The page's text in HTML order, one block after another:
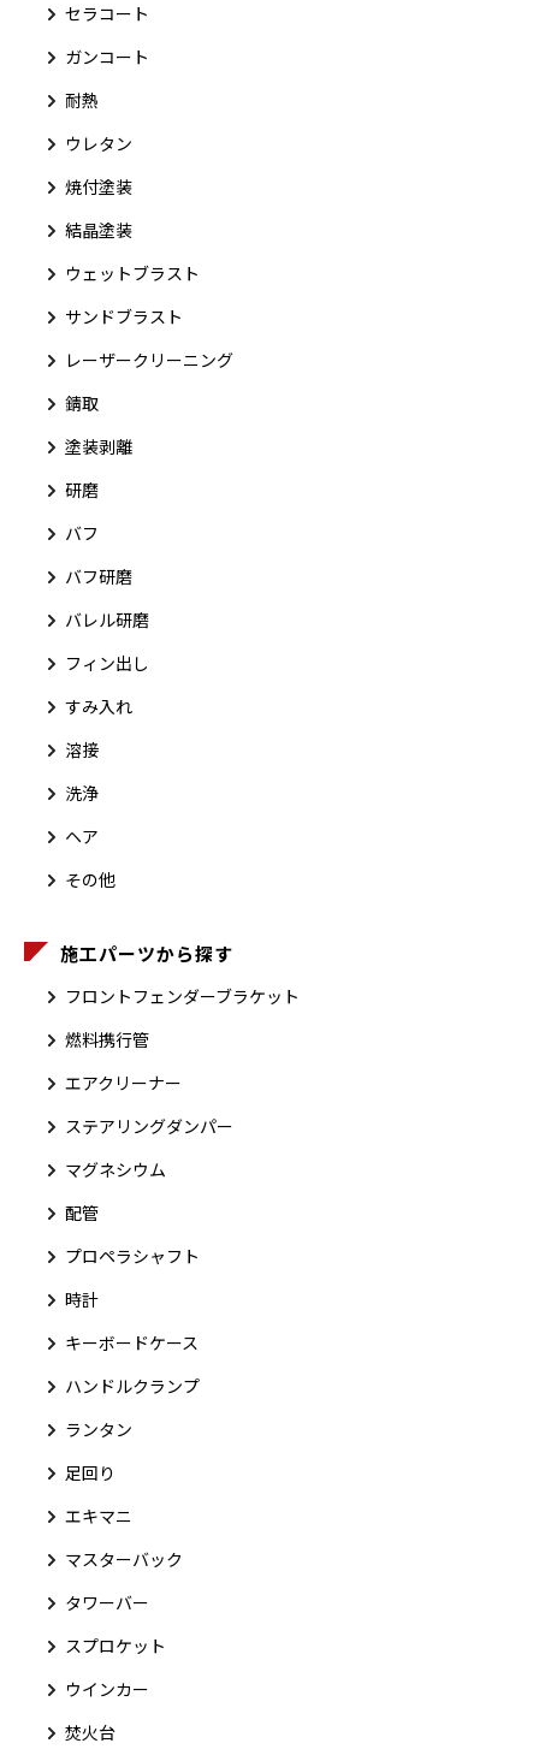
セラコート
ガンコート
耐熱
ウレタン
焼付塗装
結晶塗装
ウェットブラスト
サンドブラスト
レーザークリーニング
錆取
塗装剥離
研磨
バフ
バフ研磨
バレル研磨
フィン出し
すみ入れ
溶接
洗浄
ヘア
その他
施工パーツから探す
フロントフェンダーブラケット
燃料携行管
エアクリーナー
ステアリングダンパー
マグネシウム
配管
プロペラシャフト
時計
キーボードケース
ハンドルクランプ
ランタン
足回り
エキマニ
マスターバック
タワーバー
スプロケット
ウインカー
焚火台